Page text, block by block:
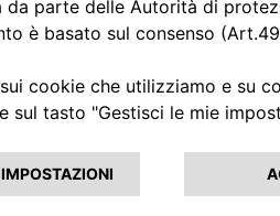
TROVA CONCESSIONARIO
®